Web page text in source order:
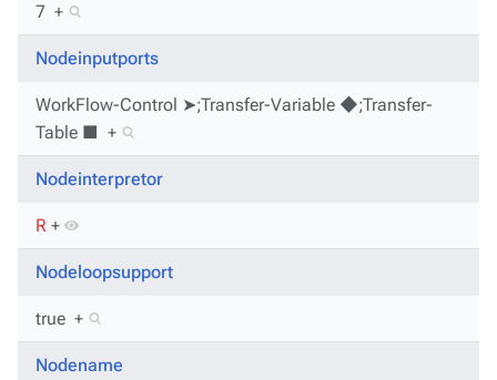
7 +
Nodeinputports
WorkFlow-Control ➤;Transfer-Variable ◆;Transfer-
Table ■ +
Nodeinterpretor
R +
Nodeloopsupport
true +
Nodename